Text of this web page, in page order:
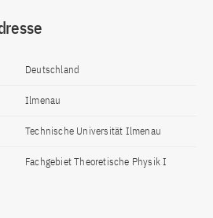
Deutschland
Ilmenau
Technische Universität Ilmenau
Fachgebiet Theoretische Physik I